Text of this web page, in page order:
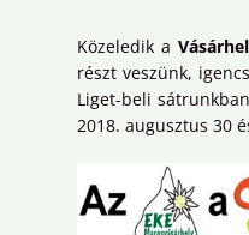
Közeledik a
részt veszünk,
Liget-beli
2018. augusztus 30